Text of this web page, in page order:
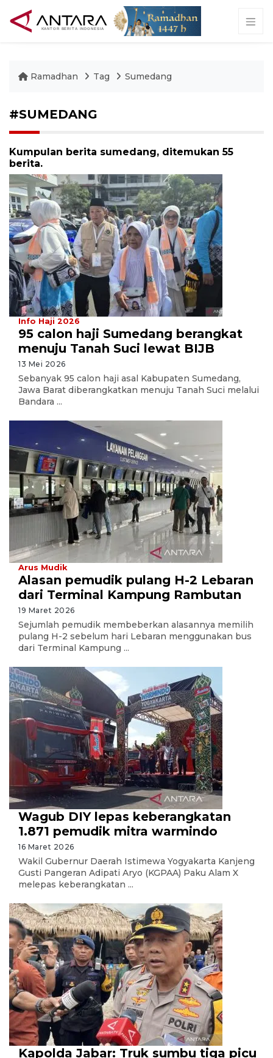
Ramadhan Tag Sumedang
#SUMEDANG
Kumpulan berita sumedang, ditemukan 55
berita.
Info Haji 2026
95 calon haji Sumedang berangkat
menuju Tanah Suci lewat BIJB
13 Mei 2026
Sebanyak 95 calon haji asal Kabupaten Sumedang,
Jawa Barat diberangkatkan menuju Tanah Suci melalui
Bandara ...
Arus Mudik
Alasan pemudik pulang H-2 Lebaran
dari Terminal Kampung Rambutan
19 Maret 2026
Sejumlah pemudik membeberkan alasannya memilih
pulang H-2 sebelum hari Lebaran menggunakan bus
dari Terminal Kampung ...
Wagub DIY lepas keberangkatan
1.871 pemudik mitra warmindo
16 Maret 2026
Wakil Gubernur Daerah Istimewa Yogyakarta Kanjeng
Gusti Pangeran Adipati Aryo (KGPAA) Paku Alam X
melepas keberangkatan ...
Kapolda Jabar: Truk sumbu tiga picu